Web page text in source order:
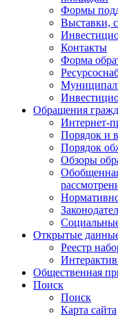
Формы
Выставки,
Контакты
Форма
Обращения
Интернет-
Порядок и
Порядок
Обзоры
Открытые
Реестр
Общественная
Поиск
Поиск
Карта сайта